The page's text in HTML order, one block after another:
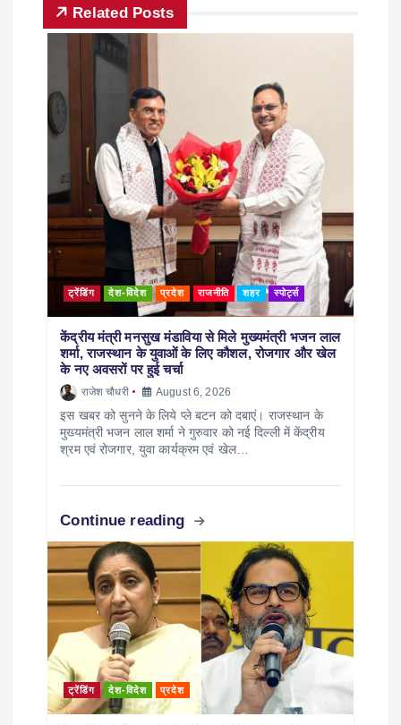
Related Posts
ट्रेंडिंग देश-विदेश प्रदेश राजनीति शहर स्पोर्ट्स
केंद्रीय मंत्री मनसुख मंडाविया से मिले मुख्यमंत्री भजन लाल
शर्मा, राजस्थान के युवाओं के लिए कौशल, रोजगार और खेल
के नए अवसरों पर हुई चर्चा
राजेश चौधरी August 6, 2026
इस खबर को सुनने के लिये प्ले बटन को दबाएं। राजस्थान के
मुख्यमंत्री भजन लाल शर्मा ने गुरुवार को नई दिल्ली में केंद्रीय
श्रम एवं रोजगार, युवा कार्यक्रम एवं खेल…
Continue reading
ट्रेंडिंग देश-विदेश प्रदेश